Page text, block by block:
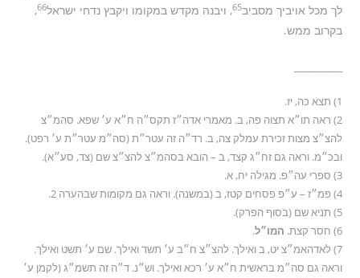
לך מכל אויביך מסביב65, ויבנה מקדש במקומו ויקבץ נדחי ישראל66
,
בקרוב ממש.
1) תצא כה, יז.
2) ראה תו״א תצוה פה, ב. מאמרי אדה״ז תקס״ה ח״א ע׳ שפא. סהמ״צ
להצ״צ מצות זכירת עמלק צה, ב. רד״ה זה עטר״ת (סה״מ עטר״ת ע׳ רפט).
ובכ״מ. וראה גם זח״ג קצד, ב – הובא בסהמ״צ להצ״צ שם (צד, סע״א).
3) ספרי עה״פ. מגילה יח, א.
4) פמ״ז – ע״פ פסחים קטז, ב (במשנה). וראה גם מקומות שבהערה 2.
5) תניא שם (בסוף הפרק).
6) חסר קצת.
המו״ל.
7) לאדהאמ״צ יט, ב ואילך. להצ״צ ח״ב ע׳ תשד ואילך. שם ע׳ תשט ואילך.
וראה גם סה״מ בראשית ח״א ע׳ רכא ואילך. וש״נ. ד״ה זה תשמ״ג (לקמן ע׳